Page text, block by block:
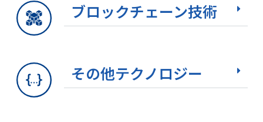
ブロックチェーン技術
その他テクノロジー